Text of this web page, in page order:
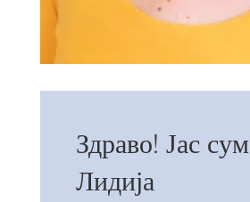
Здраво! Јас сум
Лидија